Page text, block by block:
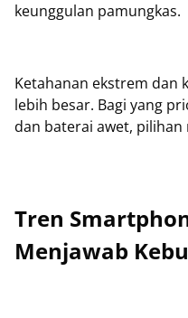
keunggulan pamungkas.
Ketahanan ekstrem dan
lebih besar. Bagi yang
dan baterai awet, pilihan
Tren
Menjawab